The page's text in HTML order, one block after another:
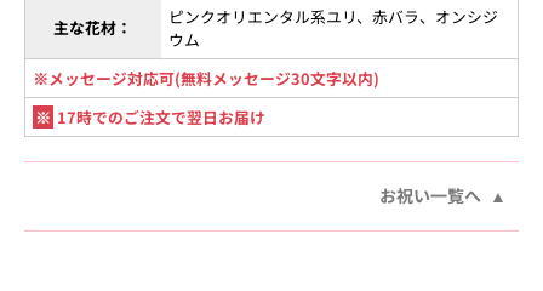
主な花材：
ピンクオリエンタル系ユリ、赤バラ、オンシジ
ウム
※メッセージ対応可(無料メッセージ30文字以内)
※ 17時でのご注文で翌日お届け
お祝い一覧へ